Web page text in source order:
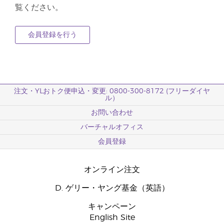
覧ください。
会員登録を行う
注文・YLおトク便申込・変更: 0800-300-8172 (フリーダイヤ
ル）
お問い合わせ
バーチャルオフィス
会員登録
オンライン注文
D. ゲリー・ヤング基金（英語）
キャンペーン
English Site